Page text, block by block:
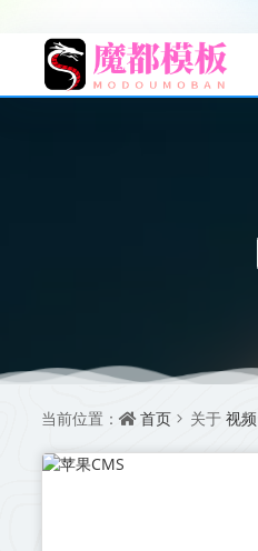
当前位置： 首页 关于 视频